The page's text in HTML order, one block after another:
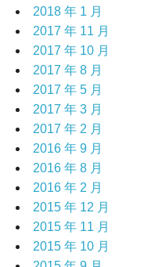
2018 年 1 月
2017 年 11 月
2017 年 10 月
2017 年 8 月
2017 年 5 月
2017 年 3 月
2017 年 2 月
2016 年 9 月
2016 年 8 月
2016 年 2 月
2015 年 12 月
2015 年 11 月
2015 年 10 月